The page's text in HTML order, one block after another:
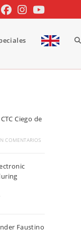
Ciego de
COMENTARIOS
Faustino